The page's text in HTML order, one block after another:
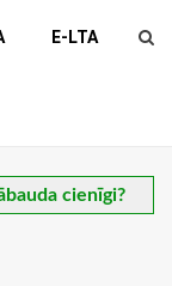
E-LTA
cienīgi?